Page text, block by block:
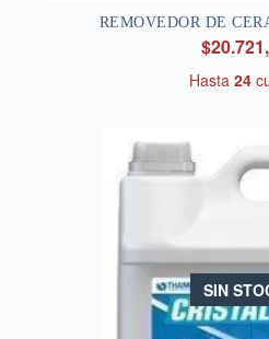
REMOVEDOR DE
Hasta 24
SIN